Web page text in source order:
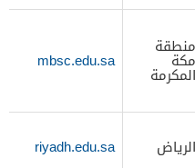
منطقة
مكة
المكرمة
mbsc.edu.sa
الرياض riyadh.edu.sa